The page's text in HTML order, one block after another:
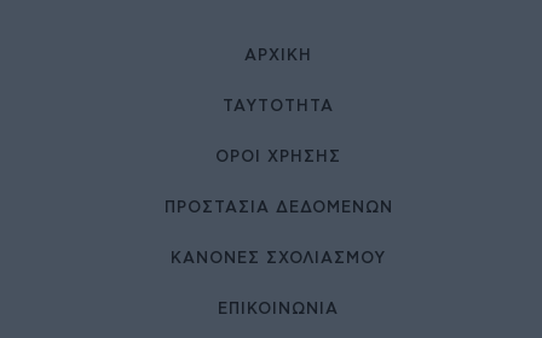
ΑΡΧΙΚΉ
ΤΑΥΤΌΤΗΤΑ
ΌΡΟΙ ΧΡΉΣΗΣ
ΠΡΟΣΤΑΣΙΑ ΔΕΔΟΜΕΝΩΝ
ΚΑΝΟΝΕΣ ΣΧΟΛΙΑΣΜΟΥ
ΕΠΙΚΟΙΝΩΝΊΑ